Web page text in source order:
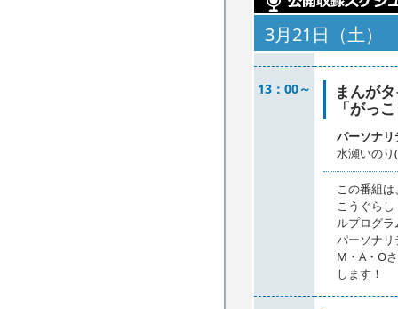
3月21日（土）
13：00～
まんが
「がっ
パーソナリ
水瀬いのり
この番組
こうぐら
ルプログ
パーソナ
M・A・O
します！